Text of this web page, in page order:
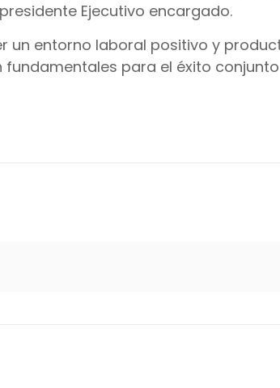
Ejecutivo encargado.
un entorno laboral positivo y
para el éxito